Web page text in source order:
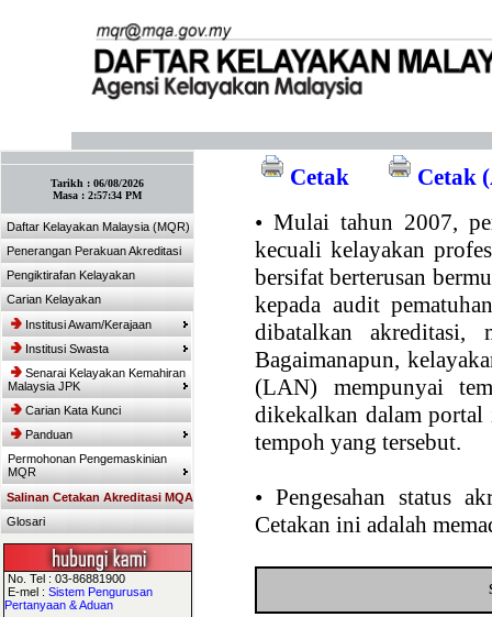
Tarikh : 06/08/2026
Masa : 2:57:34 PM
Daftar Kelayakan Malaysia (MQR)
Penerangan Perakuan Akreditasi
Pengiktirafan Kelayakan
Carian Kelayakan
Institusi Awam/Kerajaan
Institusi Swasta
Senarai Kelayakan Kemahiran
Malaysia JPK
Carian Kata Kunci
Panduan
Permohonan Pengemaskinian
MQR
Salinan Cetakan Akreditasi MQA
Glosari
No. Tel : 03-86881900
E-mel : Sistem Pengurusan
Pertanyaan & Aduan
Cetak
Cetak
• Mulai tahun 2007,
kecuali kelayakan
bersifat berterusan
kepada audit
dibatalkan akreditasi,
Bagaimanapun,
(LAN) mempunyai
dikekalkan dalam portal
tempoh yang tersebut.
• Pengesahan status
Cetakan ini adalah